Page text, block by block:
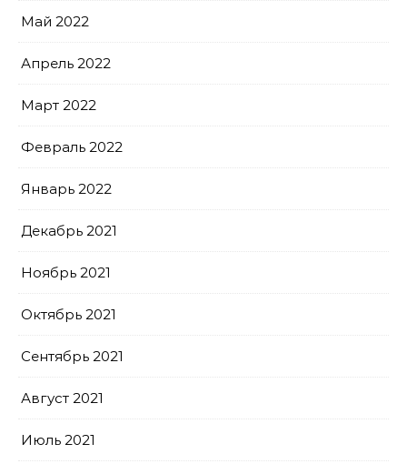
Май 2022
Апрель 2022
Март 2022
Февраль 2022
Январь 2022
Декабрь 2021
Ноябрь 2021
Октябрь 2021
Сентябрь 2021
Август 2021
Июль 2021